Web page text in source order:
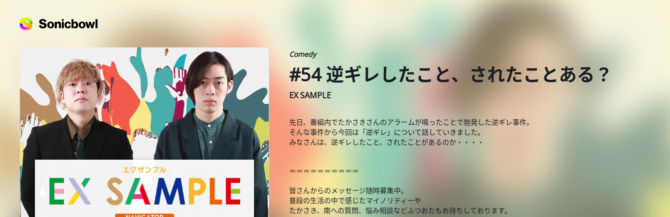
Comedy
#54 逆ギレしたこと、されたことある？
EX SAMPLE
先日、番組内でたかさきさんのアラームが鳴ったことで勃発した逆ギレ事件。
そんな事件から今回は「逆ギレ」について話していきました。
みなさんは、逆ギレしたこと、されたことがあるのか・・・・
＝＝＝＝＝＝＝＝＝＝
皆さんからのメッセージ随時募集中。
普段の生活の中で感じたマイノリティーや
たかさき、南への質問、悩み相談などふつおたもお待ちしております。